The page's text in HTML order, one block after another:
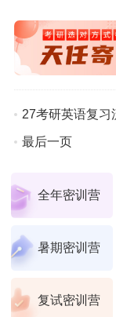
27考研英语复习
最后一页
全年密训营
暑期密训营
复试密训营